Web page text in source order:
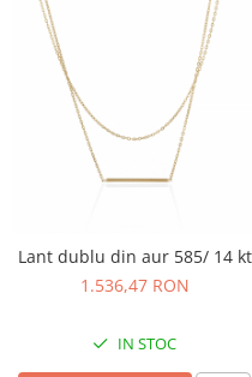
Lant dublu din aur 585/ 14 kt
1.536,47 RON
IN STOC